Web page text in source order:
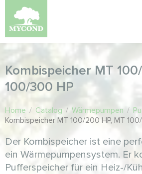
Kombispeicher MT
100/300 HP
Home / Catalog / Wärmepumpen /
Kombispeicher MT 100/200 HP, MT
Der Kombispeicher ist eine
ein Wärmepumpensystem. Er
Pufferspeicher für ein Heiz-/